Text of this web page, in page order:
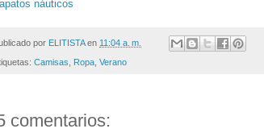
náuticos
por ELITISTA en 11:04 a. m.
Camisas Ropa Verano
comentarios: